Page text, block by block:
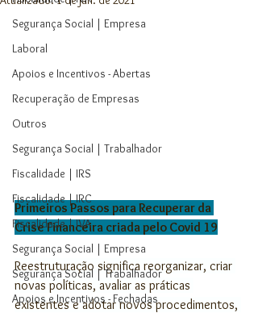
Segurança Social | Empresa
Laboral
Apoios e Incentivos - Abertas
Recuperação de Empresas
Outros
Segurança Social | Trabalhador
Fiscalidade | IRS
Fiscalidade | IRC
Fiscalidade | IVA
Segurança Social | Empresa
Segurança Social | Trabalhador
Apoios e Incentivos - Fechadas
Primeiros Passos para Recuperar da
Crise Financeira criada pelo Covid 19
Reestruturação significa reorganizar, criar
novas políticas, avaliar as práticas
existentes e adotar novos procedimentos,